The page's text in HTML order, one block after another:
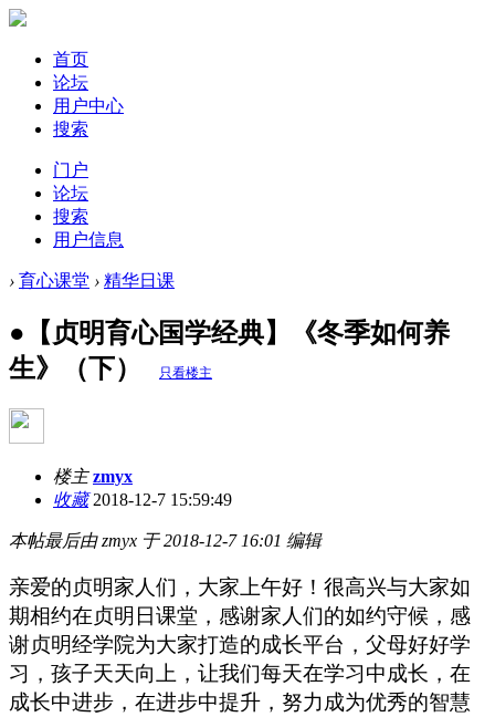
首页
论坛
用户中心
搜索
门户
论坛
搜索
用户信息
› 育心课堂 › 精华日课
●【贞明育心国学经典】《冬季如何养
生》（下）
只看楼主
楼主 zmyx
收藏2018-12-7 15:59:49
本帖最后由 zmyx 于 2018-12-7 16:01 编辑
亲爱的贞明家人们，大家上午好！很高兴与大家如
期相约在贞明日课堂，感谢家人们的如约守候，感
谢贞明经学院为大家打造的成长平台，父母好好学
习，孩子天天向上，让我们每天在学习中成长，在
成长中进步，在进步中提升，努力成为优秀的智慧